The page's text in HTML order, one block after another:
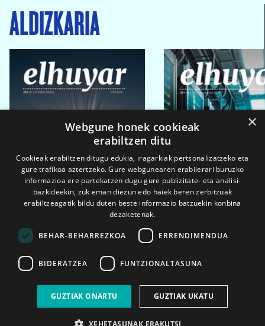
ALDIZKARIA
2026ko eka. 1a 2026ko mar. 1a
×
Webgune honek cookieak
erabiltzen ditu
Cookieak erabiltzen ditugu edukia, iragarkiak pertsonalizatzeko eta
gure trafikoa aztertzeko. Gure webgunearen erabilerari buruzko
informazioa ere partekatzen dugu gure publizitate- eta analisi-
bazkideekin, zuk eman diezun edo haiek beren zerbitzuak
erabiltzeagatik bildu duten beste informazio batzuekin konbina
dezaketenak.
BEHAR-BEHARREZKOA ERRENDIMENDUA
BIDERATZEA FUNTZIONALTASUNA
GUZTIAK ONARTU GUZTIAK UKATU
XEHETASUNAK ERAKUTSI